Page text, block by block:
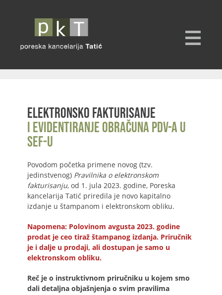
Elektronsko fakturisanje
i evidentiranje obračuna PDV-a u
SEF-u
Povodom početka primene novog (tzv.
jedinstvenog) Pravilnika o elektronskom
fakturisanju, od 1. jula 2023. godine, Poreska
kancelarija Tatić priredila je novo kapitalno
izdanje u štampanom i elektronskom obliku.
Napomena: Polovinom avgusta 2023. godine
prodat je ceo tiraž štampanog izdanja. Priručnik
je i dalje u prodaji, ali dostupan je samo u
elektronskom obliku.
Reč je o instruktivnom priručniku u kojem smo
dali detaljna objašnjenja o svim pravilima